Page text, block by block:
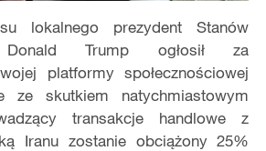
lokalnego prezydent Stanów
Donald Trump ogłosił za
platformy społecznościowej
ze skutkiem natychmiastowym
transakcje handlowe z
Iranu zostanie obciążony 25%